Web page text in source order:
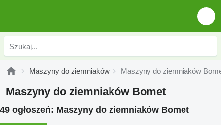
Maszyny do ziemniaków Maszyny do ziemniaków
Maszyny do ziemniaków Bomet
49 ogłoszeń: Maszyny do ziemniaków Bomet